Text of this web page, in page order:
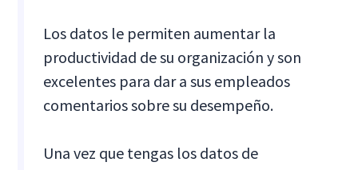
Los datos le permiten aumentar la
productividad de su organización y son
excelentes para dar a sus empleados
comentarios sobre su desempeño.
Una vez que tengas los datos de